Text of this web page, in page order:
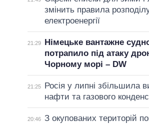
змінить правила
електроенергії
21:29
Німецьке вантажне
потрапило під атаку
Чорному морі – DW
21:25
Росія у липні збільшила
нафти та газового
20:46 З окупованих територій